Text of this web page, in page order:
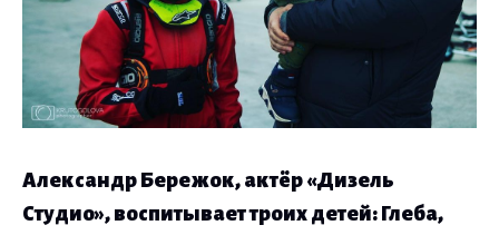
Александр Бережок, актёр «Дизель
Студио», воспитывает троих детей: Глеба,